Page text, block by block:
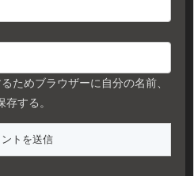
ためブラウザーに自分の名前、
する。